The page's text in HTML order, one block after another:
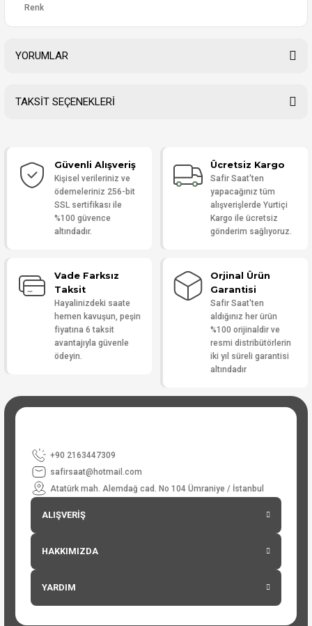
Renk
YORUMLAR
Yorum Yaz
TAKSİT SEÇENEKLERİ
Güvenli Alışveriş
Kişisel verileriniz ve
ödemeleriniz 256-bit
SSL sertifikası ile
%100 güvence
altındadır.
Ücretsiz Kargo
Safir Saat'ten
yapacağınız tüm
alışverişlerde Yurtiçi
Kargo ile ücretsiz
gönderim sağlıyoruz.
Vade Farksız
Taksit
Hayalinizdeki saate
hemen kavuşun, peşin
fiyatına 6 taksit
avantajıyla güvenle
ödeyin.
Orjinal Ürün
Garantisi
Safir Saat'ten
aldığınız her ürün
%100 orijinaldir ve
resmi distribütörlerin
iki yıl süreli garantisi
altındadır
+90 2163447309
safirsaat@hotmail.com
Atatürk mah. Alemdağ cad. No 104 Ümraniye / İstanbul
ALIŞVERİŞ
HAKKIMIZDA
YARDIM